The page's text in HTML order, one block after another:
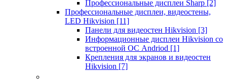
Профессиональные дисплеи Sharp [2]
Профессиональные дисплеи, видеостены,
LED Hikvision [11]
Панели для видеостен Hikvision [3]
Информационные дисплеи Hikvision со
встроенной ОС Andriod [1]
Крепления для экранов и видеостен
Hikvision [7]